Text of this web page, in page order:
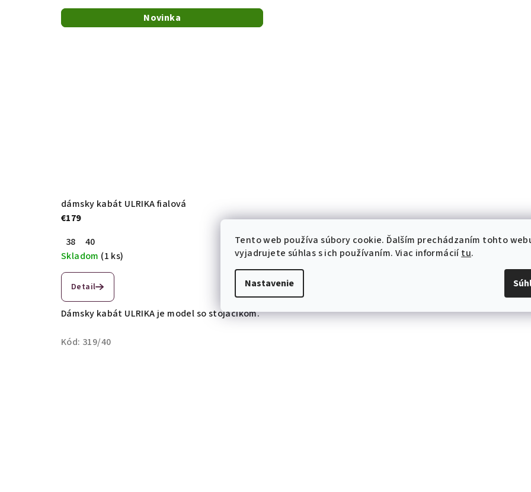
Tento web používa súbory cookie. Ďalším prechádzaním tohto
vyjadrujete súhlas s ich používaním. Viac informáciítu.
Nastavenie
|
o
v
é
k
a
dámsky kabát ULRIKA fialová
€179
38
40
Skladom (1 ks)
Detail
Dámsky kabát ULRIKA je model so stojačikom.
Kód: 319/40
Novinka
Novinka